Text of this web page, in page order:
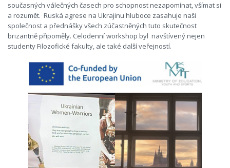
současných válečných časech pro schopnost nezapomínat, všímat si
a rozumět. Ruská agrese na Ukrajinu hluboce zasahuje naši
společnost a přednášky všech zúčastněných tuto skutečnost
brizantně připoměly. Celodenní workshop byl navštívený nejen
studenty Filozofické fakulty, ale také další veřejností.